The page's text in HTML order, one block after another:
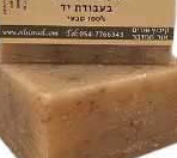
האפשרויות
בעמוד
המוצר